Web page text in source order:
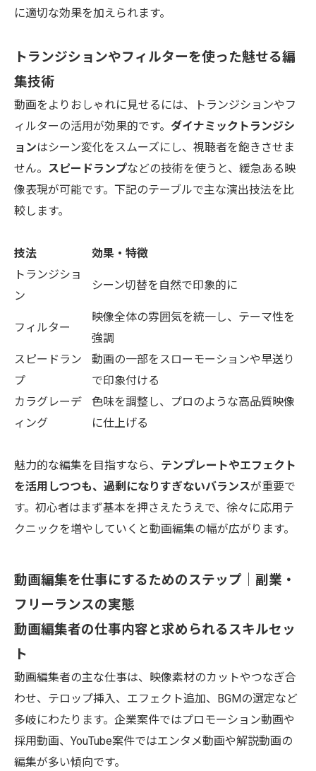
に適切な効果を加えられます。
トランジションやフィルターを使った魅せる編
集技術
動画をよりおしゃれに見せるには、トランジションやフ
ィルターの活用が効果的です。 ダイナミックトランジシ
ョンはシーン変化をスムーズにし、視聴者を飽きさせま
せん。 スピードランプなどの技術を使うと、緩急ある映
像表現が可能です。下記のテーブルで主な演出技法を比
較します。
技法
効果・特徴
トランジショ
ン
シーン切替を自然で印象的に
フィルター
映像全体の雰囲気を統一し、テーマ性を
強調
スピードラン
プ
動画の一部をスローモーションや早送り
で印象付ける
カラグレーデ
ィング
色味を調整し、プロのような高品質映像
に仕上げる
魅力的な編集を目指すなら、 テンプレートやエフェクト
を活用しつつも、過剰になりすぎないバランスが重要で
す。初心者はまず基本を押さえたうえで、徐々に応用テ
クニックを増やしていくと動画編集の幅が広がります。
動画編集を仕事にするためのステップ｜副業・
フリーランスの実態
動画編集者の仕事内容と求められるスキルセッ
ト
動画編集者の主な仕事は、映像素材のカットやつなぎ合
わせ、テロップ挿入、エフェクト追加、BGMの選定など
多岐にわたります。企業案件ではプロモーション動画や
採用動画、YouTube案件ではエンタメ動画や解説動画の
編集が多い傾向です。